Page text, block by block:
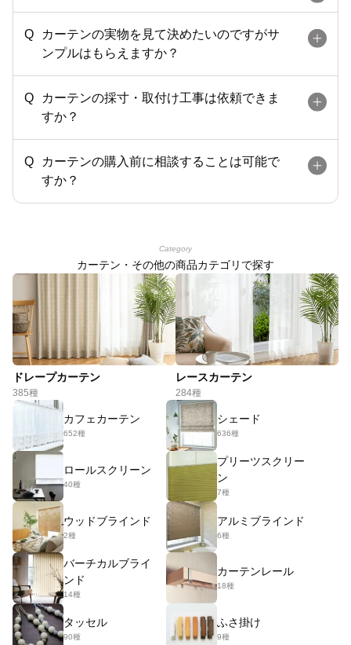
カーテンの実物を見て決めたいのですがサ
ンプルはもらえますか？
カーテンの採寸・取付け工事は依頼できま
すか？
カーテンの購入前に相談することは可能で
すか？
Category
カーテン・その他の商品カテゴリで探す
ドレープカーテン
385種
レースカーテン
284種
カフェカーテン
652種
シェード
636種
ロールスクリーン
40種
プリーツスクリー
ン
7種
ウッドブラインド
2種
アルミブラインド
6種
バーチカルブライ
ンド
14種
カーテンレール
18種
タッセル
90種
ふさ掛け
9種